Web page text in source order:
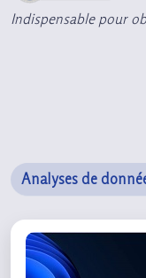
Indispensable pour
Analyses de